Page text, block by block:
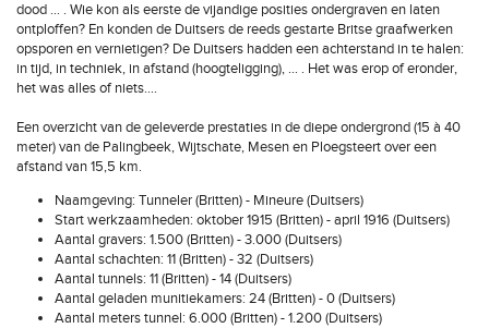
dood ... . Wie kon als eerste de vijandige posities ondergraven en laten
ontploffen? En konden de Duitsers de reeds gestarte Britse graafwerken
opsporen en vernietigen? De Duitsers hadden een achterstand in te halen:
in tijd, in techniek, in afstand (hoogteligging), ... . Het was erop of eronder,
het was alles of niets....
Een overzicht van de geleverde prestaties in de diepe ondergrond (15 à 40
meter) van de Palingbeek, Wijtschate, Mesen en Ploegsteert over een
afstand van 15,5 km.
Naamgeving: Tunneler (Britten) - Mineure (Duitsers)
Start werkzaamheden: oktober 1915 (Britten) - april 1916 (Duitsers)
Aantal gravers: 1.500 (Britten) - 3.000 (Duitsers)
Aantal schachten: 11 (Britten) - 32 (Duitsers)
Aantal tunnels: 11 (Britten) - 14 (Duitsers)
Aantal geladen munitiekamers: 24 (Britten) - 0 (Duitsers)
Aantal meters tunnel: 6.000 (Britten) - 1.200 (Duitsers)